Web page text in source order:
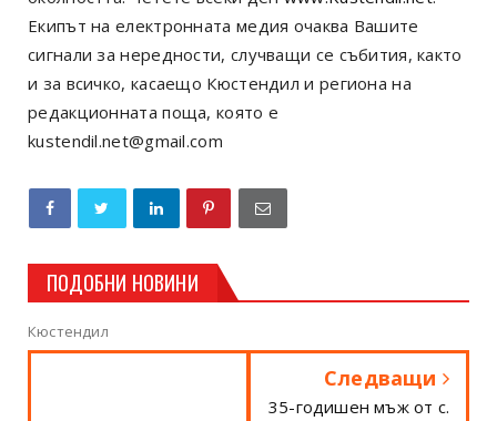
Екипът на електронната медия очаква Вашите
сигнали за нередности, случващи се събития, както
и за всичко, касаещо Кюстендил и региона на
редакционната поща, която е
kustendil.net@gmail.com
ПОДОБНИ НОВИНИ
Кюстендил
Следващи
35-годишен мъж от с.